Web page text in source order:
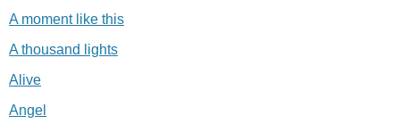
A moment like this
A thousand lights
Alive
Angel